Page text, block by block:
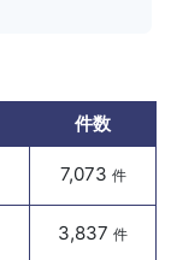
件数
7,073 件
3,837 件